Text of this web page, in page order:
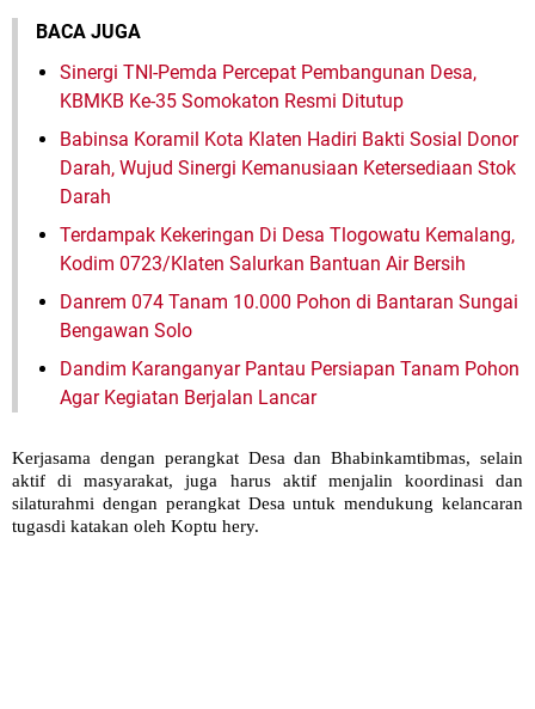
BACA JUGA
Sinergi TNI-Pemda Percepat Pembangunan Desa,
KBMKB Ke-35 Somokaton Resmi Ditutup
Babinsa Koramil Kota Klaten Hadiri Bakti Sosial Donor
Darah, Wujud Sinergi Kemanusiaan Ketersediaan Stok
Darah
Terdampak Kekeringan Di Desa Tlogowatu Kemalang,
Kodim 0723/Klaten Salurkan Bantuan Air Bersih
Danrem 074 Tanam 10.000 Pohon di Bantaran Sungai
Bengawan Solo
Dandim Karanganyar Pantau Persiapan Tanam Pohon
Agar Kegiatan Berjalan Lancar
Kerjasama dengan perangkat Desa dan Bhabinkamtibmas, selain
aktif di masyarakat, juga harus aktif menjalin koordinasi dan
silaturahmi dengan perangkat Desa untuk mendukung kelancaran
tugasdi katakan oleh Koptu hery.